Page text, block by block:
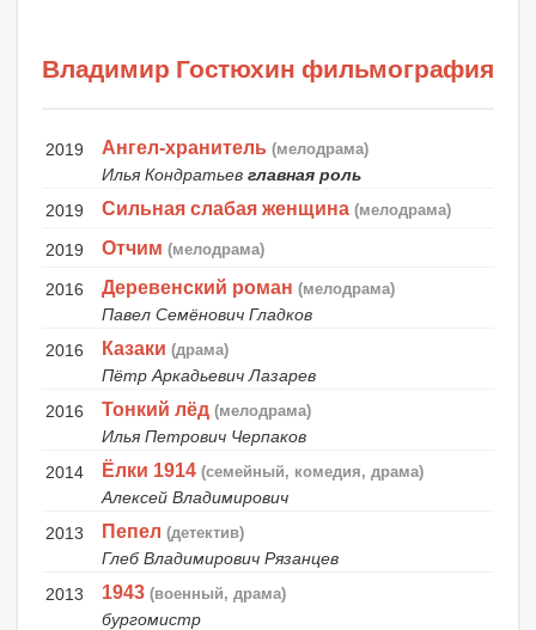
Владимир Гостюхин фильмография
2019 Ангел-хранитель (мелодрама)
Илья Кондратьев главная роль
2019
Сильная слабая женщина (мелодрама)
2019 Отчим (мелодрама)
2016 Деревенский роман (мелодрама)
Павел Семёнович Гладков
2016
Казаки (драма)
Пётр Аркадьевич Лазарев
2016
Тонкий лёд (мелодрама)
Илья Петрович Черпаков
2014
Ёлки 1914 (семейный, комедия, драма)
Алексей Владимирович
2013
Пепел (детектив)
Глеб Владимирович Рязанцев
2013
1943 (военный, драма)
бургомистр